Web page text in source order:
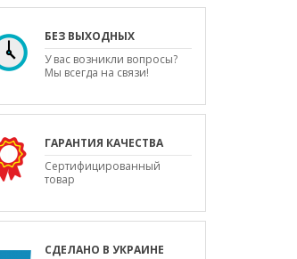
БЕЗ ВЫХОДНЫХ
У вас возникли вопросы?
Мы всегда на связи!
ГАРАНТИЯ КАЧЕСТВА
Сертифицированный
товар
СДЕЛАНО В УКРАИНЕ